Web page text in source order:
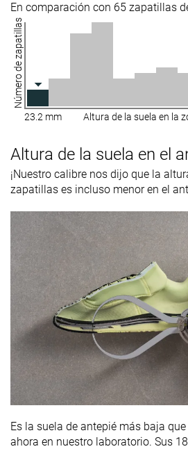
En comparación con 65 zapatillas
Número de zapatillas
23.2 mm Altura de la suela en la
Altura de la suela en el
¡Nuestro calibre nos dijo que la
zapatillas es incluso menor en el
Es la suela de antepié más baja
ahora en nuestro laboratorio. Sus